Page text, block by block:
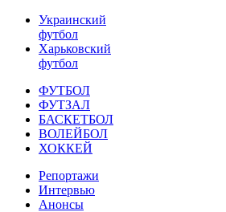
Украинский
футбол
Харьковский
футбол
ФУТБОЛ
ФУТЗАЛ
БАСКЕТБОЛ
ВОЛЕЙБОЛ
ХОККЕЙ
Репортажи
Интервью
Анонсы